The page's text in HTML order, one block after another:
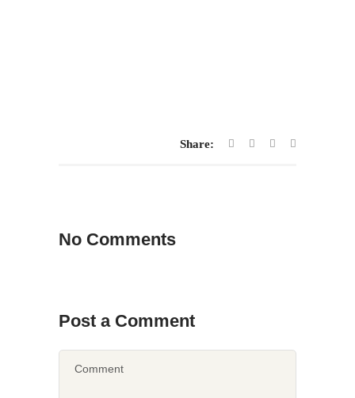
Share:
No Comments
Post a Comment